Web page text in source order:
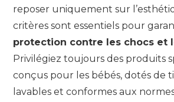
reposer uniquement sur
critères sont essentiels pour
protection contre les chocs et
Privilégiez toujours des produits
conçus pour les bébés, dotés de
lavables et conformes aux